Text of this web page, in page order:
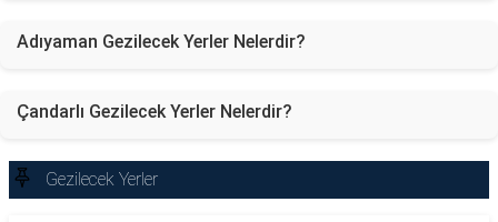
Adıyaman Gezilecek Yerler Nelerdir?
Çandarlı Gezilecek Yerler Nelerdir?
Gezilecek Yerler